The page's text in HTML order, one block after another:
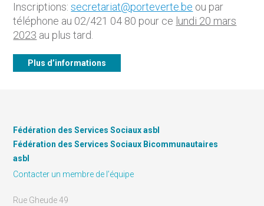
Inscriptions:secretariat@porteverte.be ou par
téléphone au 02/421 04 80 pour ce lundi 20 mars
2023 au plus tard.
Plus d’informations
Fédération des Services Sociaux asbl
Fédération des Services Sociaux Bicommunautaires
asbl
Contacter un membre de l’équipe
Rue Gheude 49